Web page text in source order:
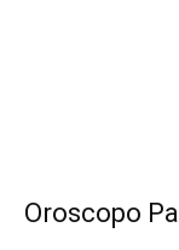
Oroscopo